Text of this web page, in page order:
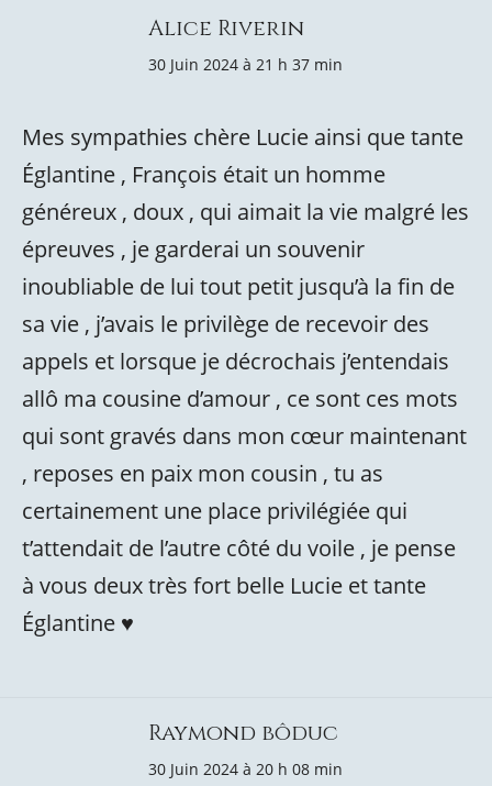
Alice Riverin
30 Juin 2024 à 21 h 37 min
Mes sympathies chère Lucie ainsi que tante
Églantine , François était un homme
généreux , doux , qui aimait la vie malgré les
épreuves , je garderai un souvenir
inoubliable de lui tout petit jusqu’à la fin de
sa vie , j’avais le privilège de recevoir des
appels et lorsque je décrochais j’entendais
allô ma cousine d’amour , ce sont ces mots
qui sont gravés dans mon cœur maintenant
, reposes en paix mon cousin , tu as
certainement une place privilégiée qui
t’attendait de l’autre côté du voile , je pense
à vous deux très fort belle Lucie et tante
Églantine ♥️
Raymond bôduc
30 Juin 2024 à 20 h 08 min